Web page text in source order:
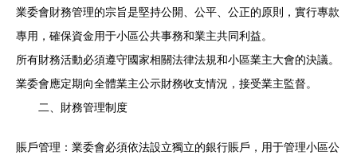
業委會財務管理的宗旨是堅持公開、公平、公正的原則，實行專款
專用，確保資金用于小區公共事務和業主共同利益。
所有財務活動必須遵守國家相關法律法規和小區業主大會的決議。
業委會應定期向全體業主公示財務收支情況，接受業主監督。
二、財務管理制度
賬戶管理：業委會必須依法設立獨立的銀行賬戶，用于管理小區公